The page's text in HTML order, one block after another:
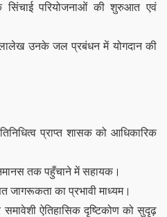
परियोजनाओं की शुरुआत एवं
उनके जल प्रबंधन में योगदान की
प्राप्त शासक को आधिकारिक
तक पहुँचाने में सहायक।
जागरूकता का प्रभावी माध्यम।
ऐतिहासिक दृष्टिकोण को सुदृढ़